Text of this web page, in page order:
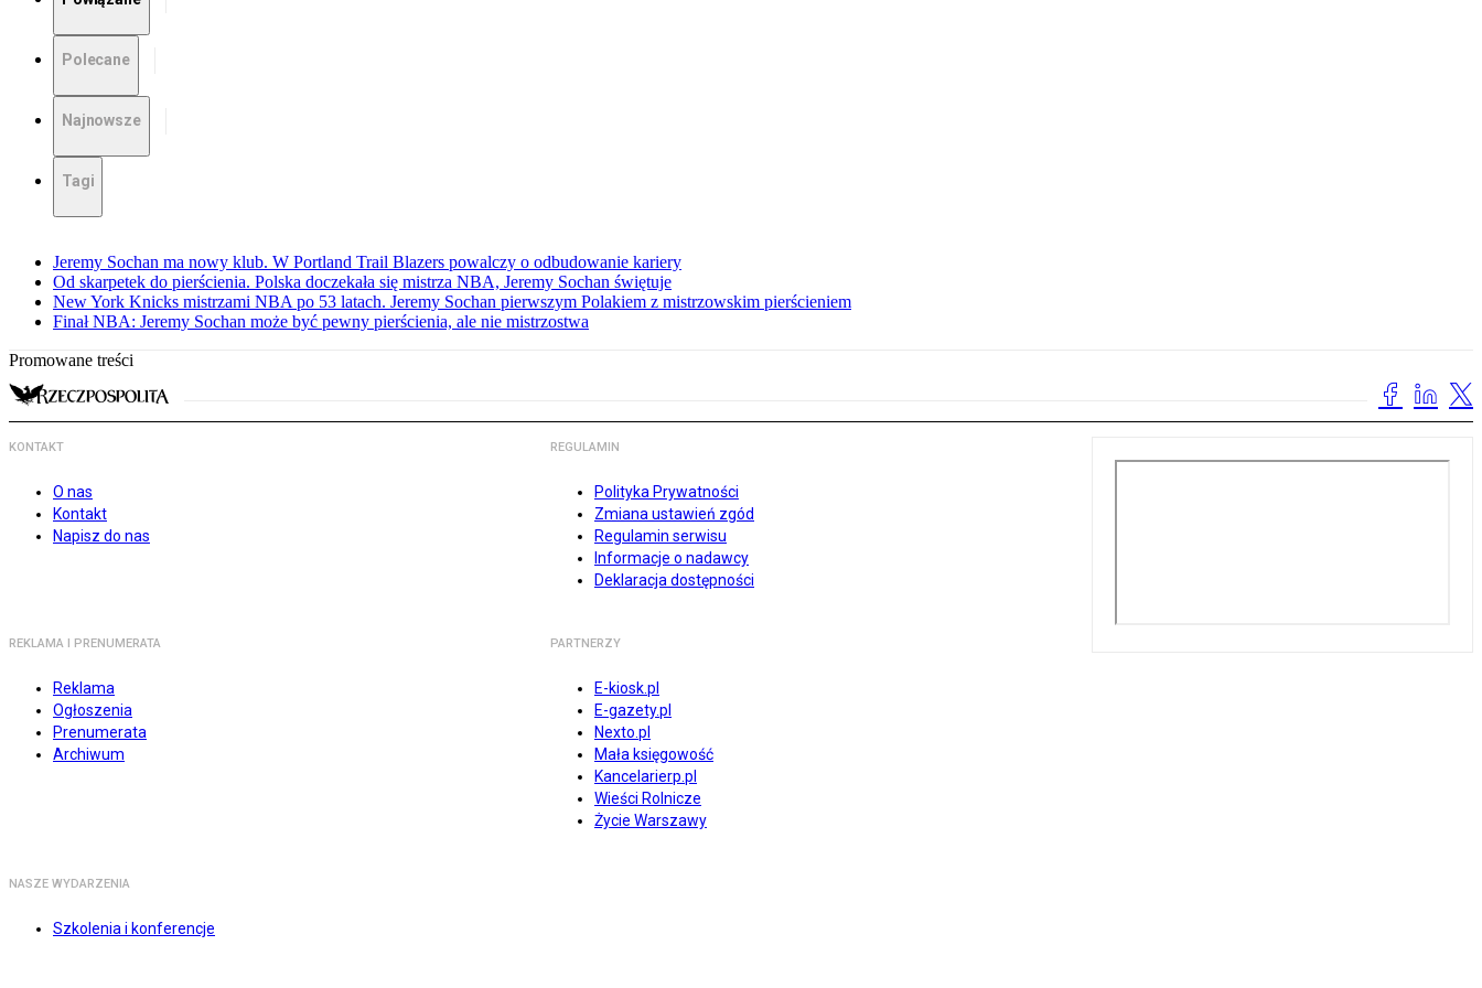
Polecane
Najnowsze
Tagi
Jeremy Sochan ma nowy klub. W Portland Trail Blazers powalczy o odbudowanie kariery
Od skarpetek do pierścienia. Polska doczekała się mistrza NBA, Jeremy Sochan świętuje
New York Knicks mistrzami NBA po 53 latach. Jeremy Sochan pierwszym Polakiem z mistrzowskim pierścieniem
Finał NBA: Jeremy Sochan może być pewny pierścienia, ale nie mistrzostwa
Promowane treści
KONTAKT
O nas
Kontakt
Napisz do nas
REGULAMIN
Polityka Prywatności
Zmiana ustawień zgód
Regulamin serwisu
Informacje o nadawcy
Deklaracja dostępności
REKLAMA I PRENUMERATA
Reklama
Ogłoszenia
Prenumerata
Archiwum
PARTNERZY
E-kiosk.pl
E-gazety.pl
Nexto.pl
Mała księgowość
Kancelarierp.pl
Wieści Rolnicze
Życie Warszawy
NASZE WYDARZENIA
Szkolenia i konferencje